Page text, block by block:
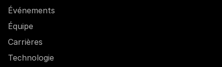
Événements
Équipe
Carrières
Technologie